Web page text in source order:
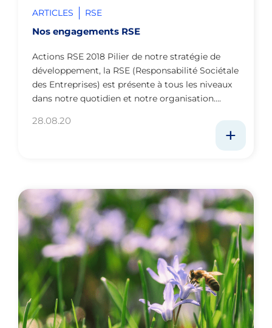
ARTICLES RSE
Nos engagements RSE
Actions RSE 2018 Pilier de notre stratégie de
développement, la RSE (Responsabilité Sociétale
des Entreprises) est présente à tous les niveaux
dans notre quotidien et notre organisation….
28.08.20